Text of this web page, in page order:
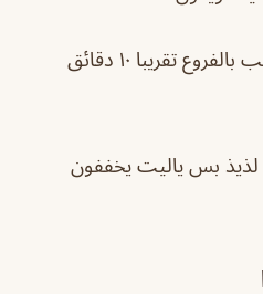
أيضا يمتاز بسرعه اتمام الطلب بالفروع تقريبا ١٠ دقائق
لذيذ بس ياليت يخففون